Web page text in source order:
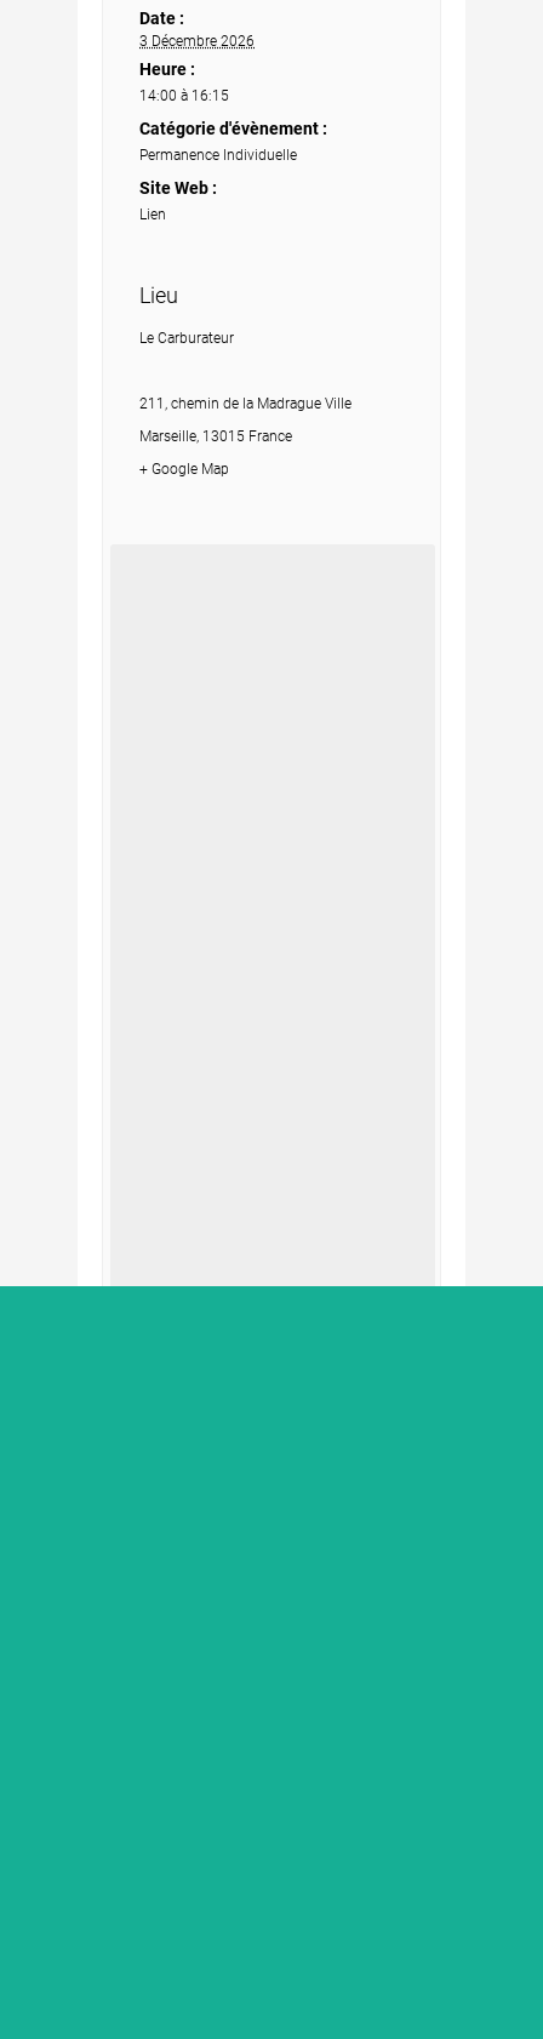
Date :
3 Décembre 2026
Heure :
14:00 à 16:15
Catégorie d'évènement :
Permanence Individuelle
Site Web :
Lien
Lieu
Le Carburateur
211, chemin de la Madrague Ville
Marseille, 13015 France
+ Google Map